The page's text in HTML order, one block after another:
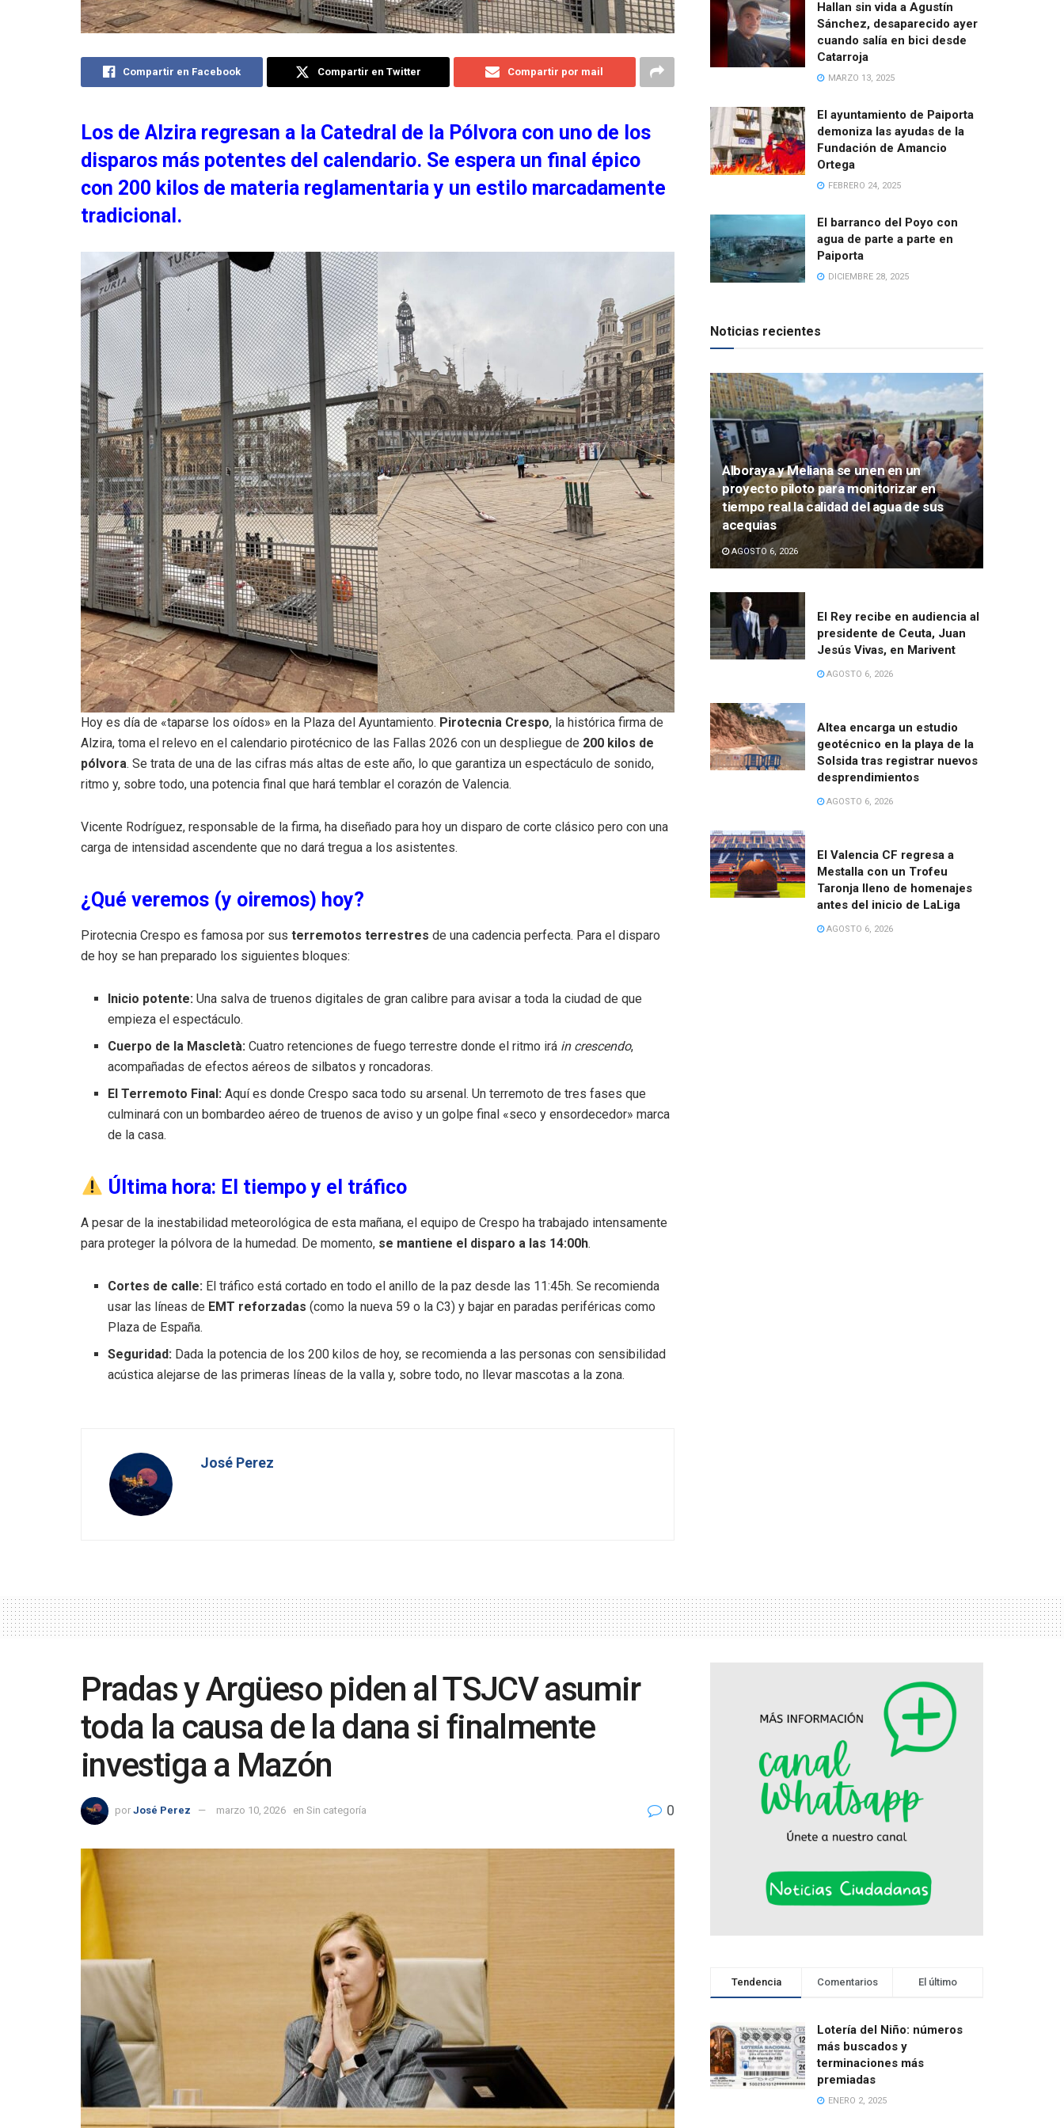
Compartir en Facebook Compartir en Twitter Compartir por mail
Los de Alzira regresan a la Catedral de la Pólvora con uno de los
disparos más potentes del calendario. Se espera un final épico
con 200 kilos de materia reglamentaria y un estilo marcadamente
tradicional.
Hoy es día de «taparse los oídos» en la Plaza del Ayuntamiento. Pirotecnia Crespo, la histórica firma de
Alzira, toma el relevo en el calendario pirotécnico de las Fallas 2026 con un despliegue de 200 kilos de
pólvora. Se trata de una de las cifras más altas de este año, lo que garantiza un espectáculo de sonido,
ritmo y, sobre todo, una potencia final que hará temblar el corazón de Valencia.
Vicente Rodríguez, responsable de la firma, ha diseñado para hoy un disparo de corte clásico pero con una
carga de intensidad ascendente que no dará tregua a los asistentes.
¿Qué veremos (y oiremos) hoy?
Pirotecnia Crespo es famosa por sus terremotos terrestres de una cadencia perfecta. Para el disparo
de hoy se han preparado los siguientes bloques:
Inicio potente: Una salva de truenos digitales de gran calibre para avisar a toda la ciudad de que
empieza el espectáculo.
Cuerpo de la Mascletà: Cuatro retenciones de fuego terrestre donde el ritmo irá in crescendo,
acompañadas de efectos aéreos de silbatos y roncadoras.
El Terremoto Final: Aquí es donde Crespo saca todo su arsenal. Un terremoto de tres fases que
culminará con un bombardeo aéreo de truenos de aviso y un golpe final «seco y ensordecedor» marca
de la casa.
Última hora: El tiempo y el tráfico
A pesar de la inestabilidad meteorológica de esta mañana, el equipo de Crespo ha trabajado intensamente
para proteger la pólvora de la humedad. De momento, se mantiene el disparo a las 14:00h.
Cortes de calle: El tráfico está cortado en todo el anillo de la paz desde las 11:45h. Se recomienda
usar las líneas de EMT reforzadas (como la nueva 59 o la C3) y bajar en paradas periféricas como
Plaza de España.
Seguridad: Dada la potencia de los 200 kilos de hoy, se recomienda a las personas con sensibilidad
acústica alejarse de las primeras líneas de la valla y, sobre todo, no llevar mascotas a la zona.
José Perez
Hallan sin vida a Agustín
Sánchez, desaparecido ayer
cuando salía en bici desde
Catarroja
MARZO 13, 2025
El ayuntamiento de Paiporta
demoniza las ayudas de la
Fundación de Amancio
Ortega
FEBRERO 24, 2025
El barranco del Poyo con
agua de parte a parte en
Paiporta
DICIEMBRE 28, 2025
Noticias recientes
Alboraya y Meliana se unen en un
proyecto piloto para monitorizar en
tiempo real la calidad del agua de sus
acequias
AGOSTO 6, 2026
El Rey recibe en audiencia al
presidente de Ceuta, Juan
Jesús Vivas, en Marivent
AGOSTO 6, 2026
Altea encarga un estudio
geotécnico en la playa de la
Solsida tras registrar nuevos
desprendimientos
AGOSTO 6, 2026
El Valencia CF regresa a
Mestalla con un Trofeu
Taronja lleno de homenajes
antes del inicio de LaLiga
AGOSTO 6, 2026
Pradas y Argüeso piden al TSJCV asumir
toda la causa de la dana si finalmente
investiga a Mazón
por José Perez marzo 10, 2026 en Sin categoría 0
Tendencia Comentarios El último
Lotería del Niño: números
más buscados y
terminaciones más
premiadas
ENERO 2, 2025